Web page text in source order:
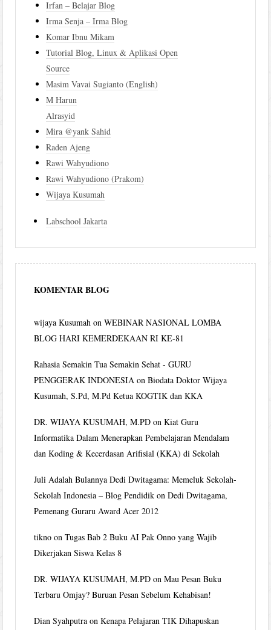
Irfan – Belajar Blog
Irma Senja – Irma Blog
Komar Ibnu Mikam
Tutorial Blog, Linux & Aplikasi Open
Source
Masim Vavai Sugianto (English)
M Harun
Alrasyid
Mira @yank Sahid
Raden Ajeng
Rawi Wahyudiono
Rawi Wahyudiono (Prakom)
Wijaya Kusumah
Labschool Jakarta
KOMENTAR BLOG
wijaya Kusumah onWEBINAR NASIONAL LOMBA
BLOG HARI KEMERDEKAAN RI KE-81
Rahasia Semakin Tua Semakin Sehat - GURU
PENGGERAK INDONESIA onBiodata Doktor Wijaya
Kusumah, S.Pd, M.Pd Ketua KOGTIK dan KKA
DR. WIJAYA KUSUMAH, M.PD onKiat Guru
Informatika Dalam Menerapkan Pembelajaran Mendalam
dan Koding & Kecerdasan Arifisial (KKA) di Sekolah
Juli Adalah Bulannya Dedi Dwitagama: Memeluk Sekolah-
Sekolah Indonesia – Blog Pendidik onDedi Dwitagama,
Pemenang Guraru Award Acer 2012
tikno onTugas Bab 2 Buku AI Pak Onno yang Wajib
Dikerjakan Siswa Kelas 8
DR. WIJAYA KUSUMAH, M.PD onMau Pesan Buku
Terbaru Omjay? Buruan Pesan Sebelum Kehabisan!
Dian Syahputra onKenapa Pelajaran TIK Dihapuskan